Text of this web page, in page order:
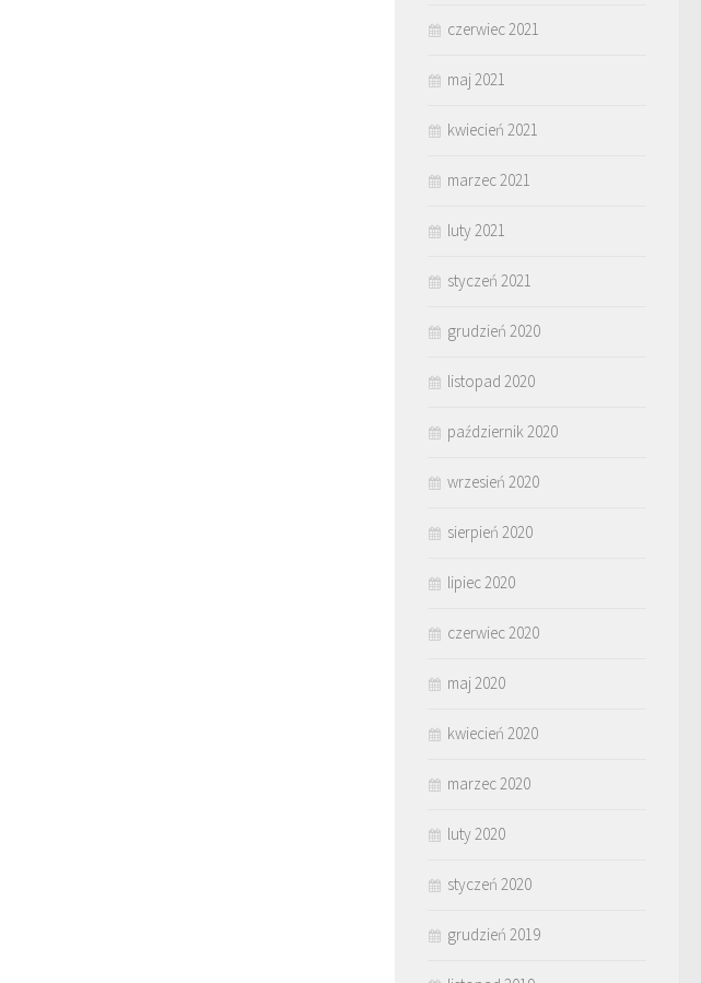
czerwiec 2021
maj 2021
kwiecień 2021
marzec 2021
luty 2021
styczeń 2021
grudzień 2020
listopad 2020
październik 2020
wrzesień 2020
sierpień 2020
lipiec 2020
czerwiec 2020
maj 2020
kwiecień 2020
marzec 2020
luty 2020
styczeń 2020
grudzień 2019